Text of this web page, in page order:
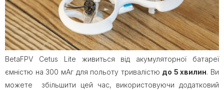
BetaFPV Cetus Lite живиться від акумуляторної батареї
ємністю на 300 мАг для польоту тривалістю до 5 хвилин. Ви
можете збільшити цей час, використовуючи додатковий